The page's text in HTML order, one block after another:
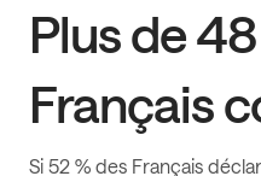
Plus de
Français
Si 52 % des Français